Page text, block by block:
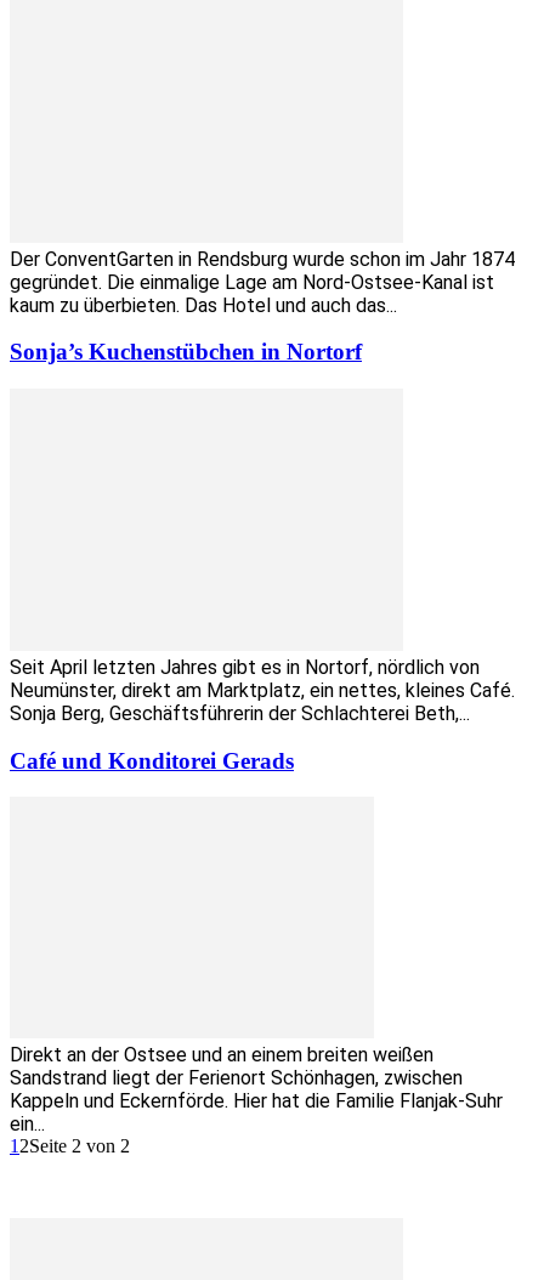
Der ConventGarten in Rendsburg wurde schon im Jahr 1874
gegründet. Die einmalige Lage am Nord-Ostsee-Kanal ist
kaum zu überbieten. Das Hotel und auch das...
Sonja’s Kuchenstübchen in Nortorf
Seit April letzten Jahres gibt es in Nortorf, nördlich von
Neumünster, direkt am Marktplatz, ein nettes, kleines Café.
Sonja Berg, Geschäftsführerin der Schlachterei Beth,...
Café und Konditorei Gerads
Direkt an der Ostsee und an einem breiten weißen
Sandstrand liegt der Ferienort Schönhagen, zwischen
Kappeln und Eckernförde. Hier hat die Familie Flanjak-Suhr
ein...
12Seite 2 von 2